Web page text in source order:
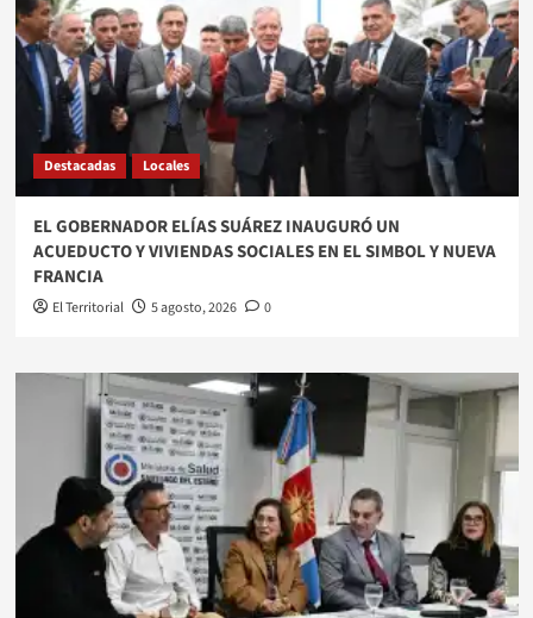
Destacadas Locales
EL GOBERNADOR ELÍAS SUÁREZ INAUGURÓ UN
ACUEDUCTO Y VIVIENDAS SOCIALES EN EL SIMBOL Y NUEVA
FRANCIA
El Territorial 5 agosto, 2026 0